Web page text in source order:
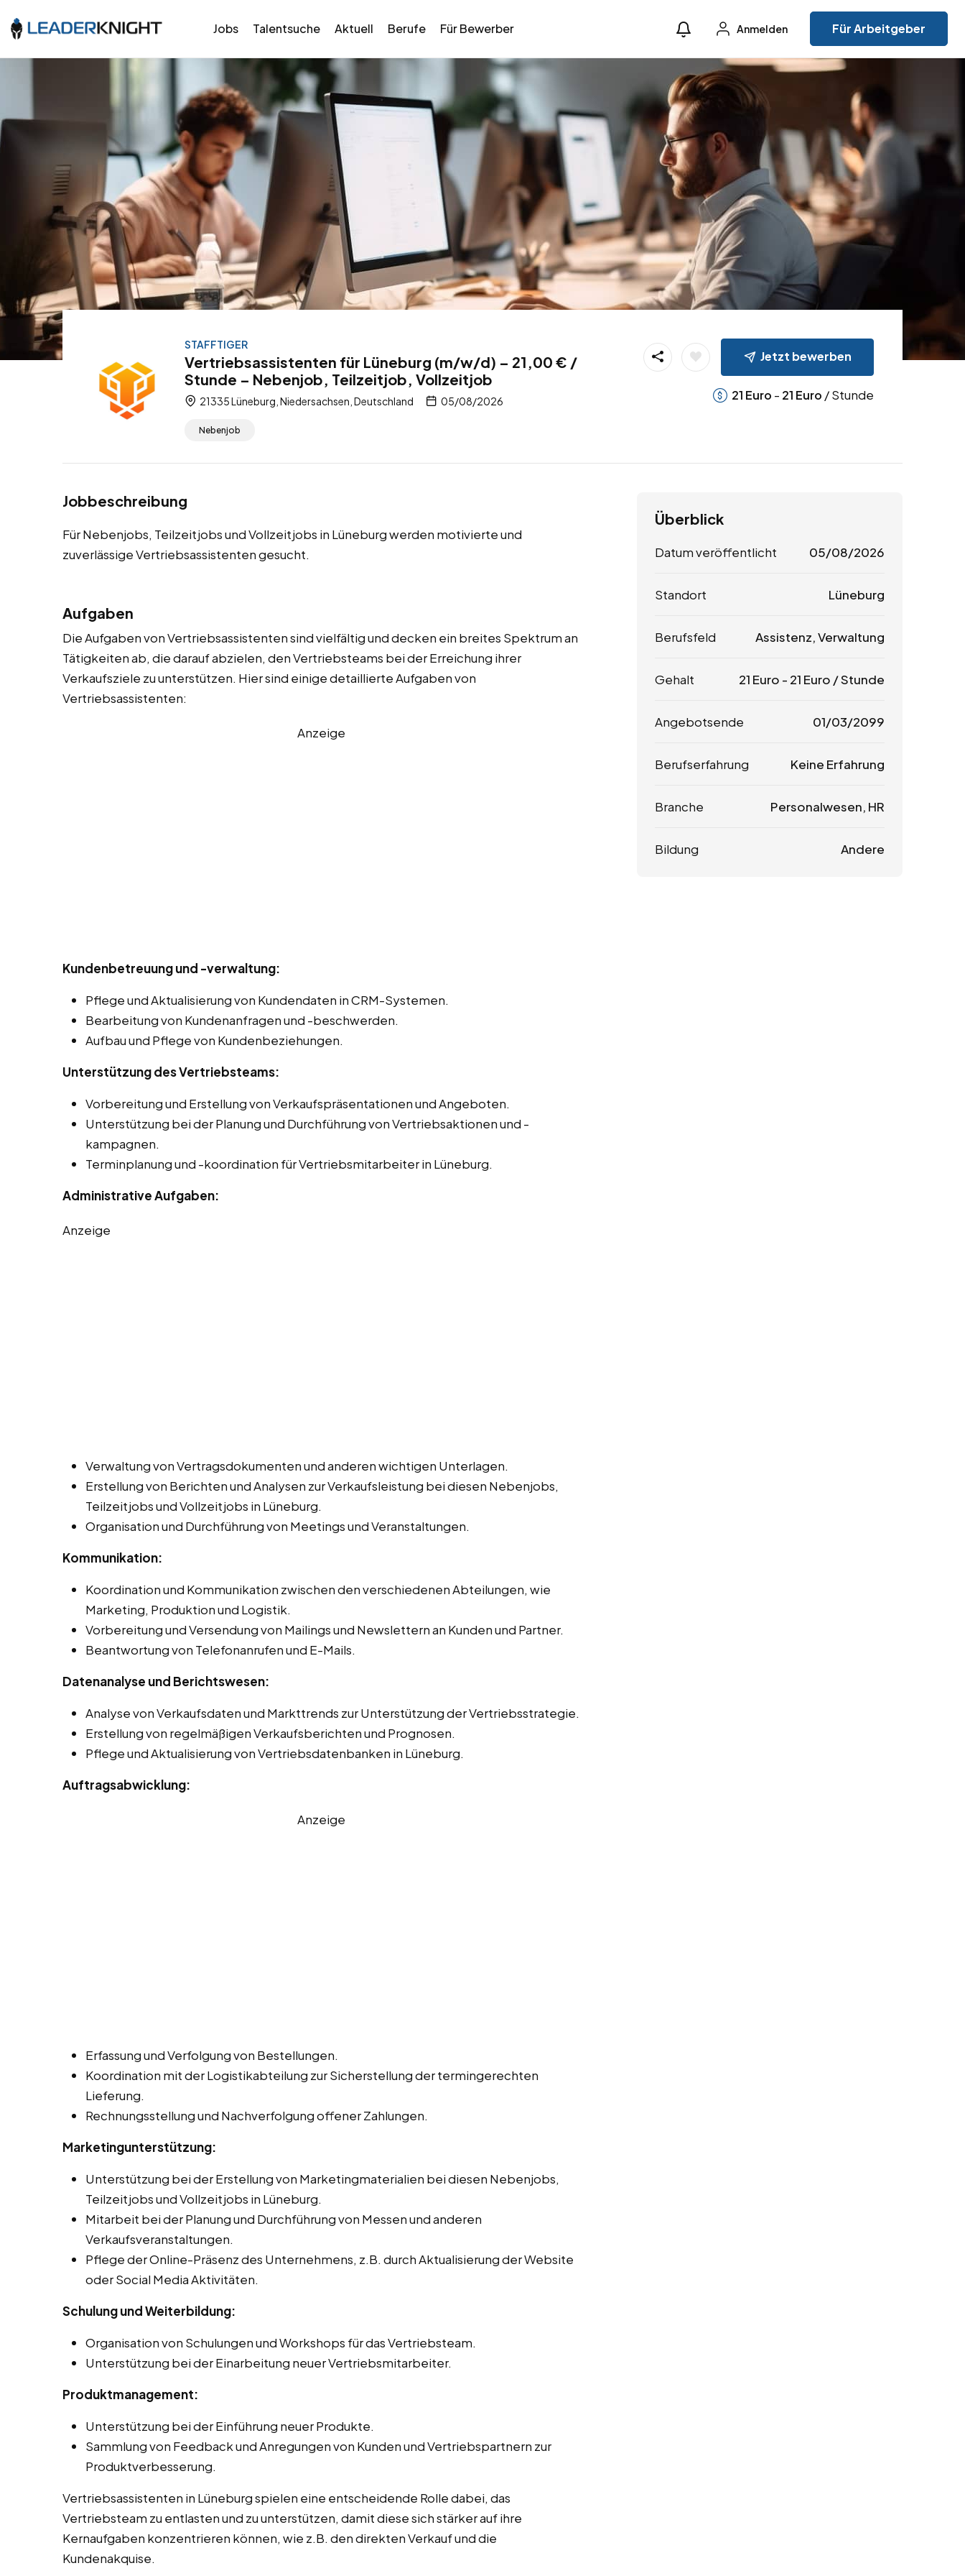
Jobs Talentsuche Aktuell Berufe Für Bewerber Anmelden Für Arbeitgeber
STAFFTIGER
Vertriebsassistenten für Lüneburg (m/w/d) – 21,00 € /
Stunde – Nebenjob, Teilzeitjob, Vollzeitjob
21335 Lüneburg, Niedersachsen, Deutschland 05/08/2026
Nebenjob
Jetzt bewerben
21 Euro - 21 Euro / Stunde
Jobbeschreibung
Für Nebenjobs, Teilzeitjobs und Vollzeitjobs in Lüneburg werden motivierte und
zuverlässige Vertriebsassistenten gesucht.
Aufgaben
Die Aufgaben von Vertriebsassistenten sind vielfältig und decken ein breites Spektrum an
Tätigkeiten ab, die darauf abzielen, den Vertriebsteams bei der Erreichung ihrer
Verkaufsziele zu unterstützen. Hier sind einige detaillierte Aufgaben von
Vertriebsassistenten:
Anzeige
Kundenbetreuung und -verwaltung:
Pflege und Aktualisierung von Kundendaten in CRM-Systemen.
Bearbeitung von Kundenanfragen und -beschwerden.
Aufbau und Pflege von Kundenbeziehungen.
Unterstützung des Vertriebsteams:
Vorbereitung und Erstellung von Verkaufspräsentationen und Angeboten.
Unterstützung bei der Planung und Durchführung von Vertriebsaktionen und -
kampagnen.
Terminplanung und -koordination für Vertriebsmitarbeiter in Lüneburg.
Administrative Aufgaben:
Anzeige
Verwaltung von Vertragsdokumenten und anderen wichtigen Unterlagen.
Erstellung von Berichten und Analysen zur Verkaufsleistung bei diesen Nebenjobs,
Teilzeitjobs und Vollzeitjobs in Lüneburg.
Organisation und Durchführung von Meetings und Veranstaltungen.
Kommunikation:
Koordination und Kommunikation zwischen den verschiedenen Abteilungen, wie
Marketing, Produktion und Logistik.
Vorbereitung und Versendung von Mailings und Newslettern an Kunden und Partner.
Beantwortung von Telefonanrufen und E-Mails.
Datenanalyse und Berichtswesen:
Analyse von Verkaufsdaten und Markttrends zur Unterstützung der Vertriebsstrategie.
Erstellung von regelmäßigen Verkaufsberichten und Prognosen.
Pflege und Aktualisierung von Vertriebsdatenbanken in Lüneburg.
Auftragsabwicklung:
Anzeige
Erfassung und Verfolgung von Bestellungen.
Koordination mit der Logistikabteilung zur Sicherstellung der termingerechten
Lieferung.
Rechnungsstellung und Nachverfolgung offener Zahlungen.
Marketingunterstützung:
Unterstützung bei der Erstellung von Marketingmaterialien bei diesen Nebenjobs,
Teilzeitjobs und Vollzeitjobs in Lüneburg.
Mitarbeit bei der Planung und Durchführung von Messen und anderen
Verkaufsveranstaltungen.
Pflege der Online-Präsenz des Unternehmens, z.B. durch Aktualisierung der Website
oder Social Media Aktivitäten.
Schulung und Weiterbildung:
Organisation von Schulungen und Workshops für das Vertriebsteam.
Unterstützung bei der Einarbeitung neuer Vertriebsmitarbeiter.
Produktmanagement:
Unterstützung bei der Einführung neuer Produkte.
Sammlung von Feedback und Anregungen von Kunden und Vertriebspartnern zur
Produktverbesserung.
Vertriebsassistenten in Lüneburg spielen eine entscheidende Rolle dabei, das
Vertriebsteam zu entlasten und zu unterstützen, damit diese sich stärker auf ihre
Kernaufgaben konzentrieren können, wie z.B. den direkten Verkauf und die
Kundenakquise.
Überblick
Datum veröffentlicht 05/08/2026
Standort Lüneburg
Berufsfeld Assistenz, Verwaltung
Gehalt 21 Euro - 21 Euro / Stunde
Angebotsende 01/03/2099
Berufserfahrung Keine Erfahrung
Branche Personalwesen, HR
Bildung Andere